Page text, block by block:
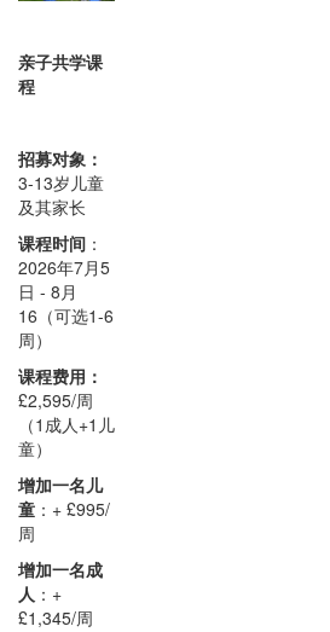
亲子共学课
程
招募对象：
3-13岁儿童
及其家长
课程时间 ：
2026年7月5
日 - 8月
16（可选1-6
周）
课程费用：
£2,595/周
（1成人+1儿
童）
增加一名儿
童 ：+ £995/
周
增加一名成
人 ：+
£1,345/周